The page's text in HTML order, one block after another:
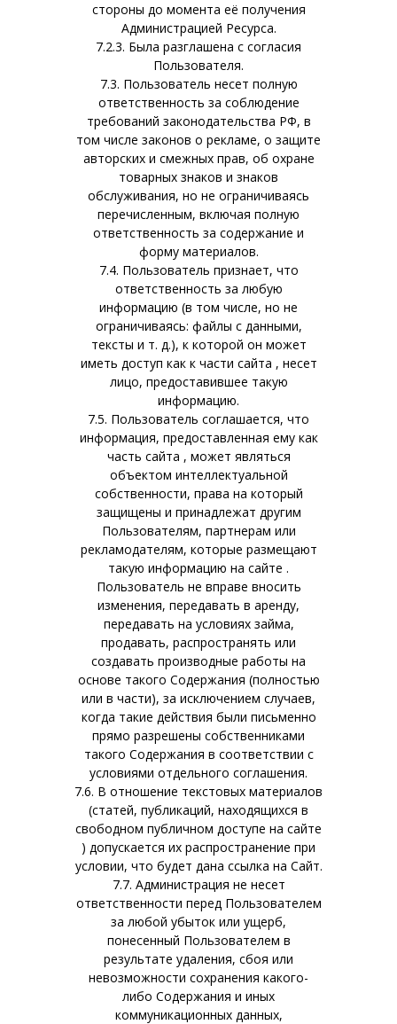
стороны до момента её получения
Администрацией Ресурса.
7.2.3. Была разглашена с согласия
Пользователя.
7.3. Пользователь несет полную
ответственность за соблюдение
требований законодательства РФ, в
том числе законов о рекламе, о защите
авторских и смежных прав, об охране
товарных знаков и знаков
обслуживания, но не ограничиваясь
перечисленным, включая полную
ответственность за содержание и
форму материалов.
7.4. Пользователь признает, что
ответственность за любую
информацию (в том числе, но не
ограничиваясь: файлы с данными,
тексты и т. д.), к которой он может
иметь доступ как к части сайта , несет
лицо, предоставившее такую
информацию.
7.5. Пользователь соглашается, что
информация, предоставленная ему как
часть сайта , может являться
объектом интеллектуальной
собственности, права на который
защищены и принадлежат другим
Пользователям, партнерам или
рекламодателям, которые размещают
такую информацию на сайте .
Пользователь не вправе вносить
изменения, передавать в аренду,
передавать на условиях займа,
продавать, распространять или
создавать производные работы на
основе такого Содержания (полностью
или в части), за исключением случаев,
когда такие действия были письменно
прямо разрешены собственниками
такого Содержания в соответствии с
условиями отдельного соглашения.
7.6. В отношение текстовых материалов
(статей, публикаций, находящихся в
свободном публичном доступе на сайте
) допускается их распространение при
условии, что будет дана ссылка на Сайт.
7.7. Администрация не несет
ответственности перед Пользователем
за любой убыток или ущерб,
понесенный Пользователем в
результате удаления, сбоя или
невозможности сохранения какого-
либо Содержания и иных
коммуникационных данных,